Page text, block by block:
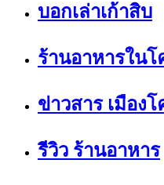
บอกเล่าเก้าสิบ
ร้านอาหารในโ
ข่าวสาร เมือง
รีวิว ร้านอาหาร